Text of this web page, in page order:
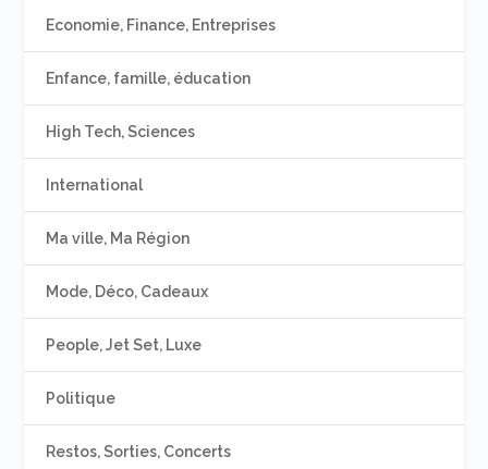
Economie, Finance, Entreprises
Enfance, famille, éducation
High Tech, Sciences
International
Ma ville, Ma Région
Mode, Déco, Cadeaux
People, Jet Set, Luxe
Politique
Restos, Sorties, Concerts